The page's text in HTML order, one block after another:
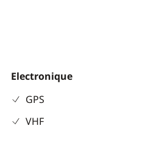
Electronique
GPS
VHF